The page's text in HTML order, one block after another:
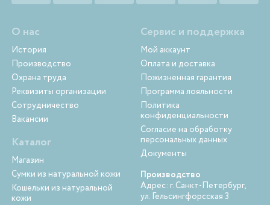
О нас
История
Производство
Охрана труда
Реквизиты организации
Сотрудничество
Вакансии
Каталог
Магазин
Сумки из натуральной кожи
Кошельки из натуральной
кожи
Сервис и поддержка
Мой аккаунт
Оплата и доставка
Пожизненная гарантия
Программа лояльности
Политика
конфиденциальности
Согласие на обработку
персональных данных
Документы
Производство
Адрес: г. Санкт-Петербург,
ул. Гельсингфорсская 3